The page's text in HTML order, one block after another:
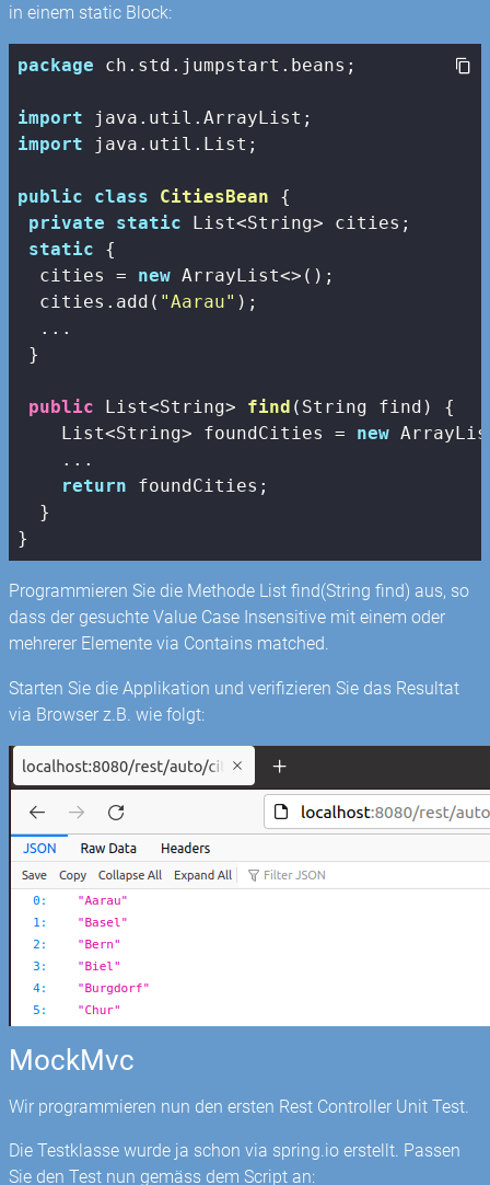
in einem static Block:
package ch.std.jumpstart.beans;
import
import java.util.List;
public class CitiesBean
{
private
static List<String> cities;
static {
  cities =
new ArrayList<>();
  cities.add(
"Aarau" );
  ...
}
public List<String> find (String find)
{
    List<String> foundCities =
new
    ...
return foundCities;
  }
}
Programmieren Sie die Methode List find(String find) aus, so
dass der gesuchte Value Case Insensitive mit einem oder
mehrerer Elemente via Contains matched.
Starten Sie die Applikation und verifizieren Sie das Resultat
via Browser z.B. wie folgt:
MockMvc
Wir programmieren nun den ersten Rest Controller Unit Test.
Die Testklasse wurde ja schon via spring.io erstellt. Passen
Sie den Test nun gemäss dem Script an: